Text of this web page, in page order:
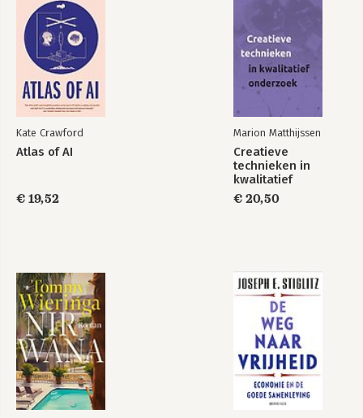
Business Model
Create the WOW!
Ontwerp Betere
Kate Crawford
Atlas of AI
€ 19,52
Marion Matthijssen
Creatieve
technieken in
kwalitatief
onderzoek
€ 20,50